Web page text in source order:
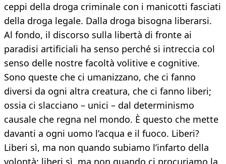
ceppi della droga criminale con i manicotti fasciati
della droga legale. Dalla droga bisogna liberarsi.
Al fondo, il discorso sulla libertà di fronte ai
paradisi artificiali ha senso perché si intreccia col
senso delle nostre facoltà volitive e cognitive.
Sono queste che ci umanizzano, che ci fanno
diversi da ogni altra creatura, che ci fanno liberi;
ossia ci slacciano – unici – dal determinismo
causale che regna nel mondo. È questo che mette
davanti a ogni uomo l’acqua e il fuoco. Liberi?
Liberi sì, ma non quando subiamo l’infarto della
volontà; liberi sì, ma non quando ci procuriamo la